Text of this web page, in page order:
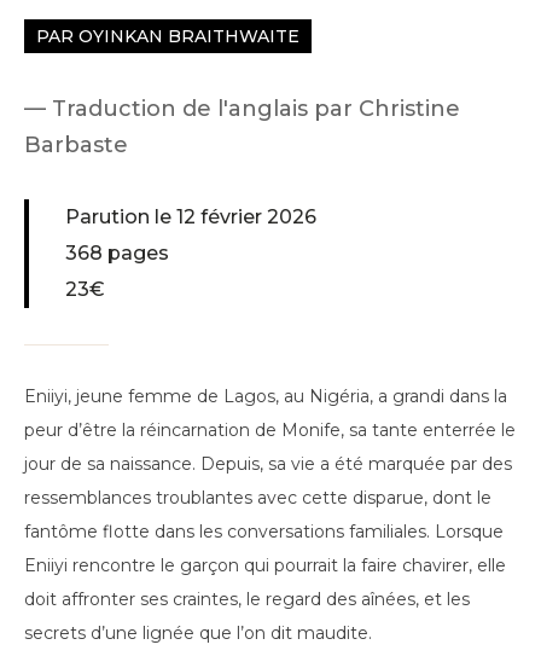
PAR OYINKAN BRAITHWAITE
Traduction de l'anglais par Christine
Barbaste
Parution le 12 février 2026
368 pages
23€
Eniiyi, jeune femme de Lagos, au Nigéria, a grandi dans la
peur d’être la réincarnation de Monife, sa tante enterrée le
jour de sa naissance. Depuis, sa vie a été marquée par des
ressemblances troublantes avec cette disparue, dont le
fantôme flotte dans les conversations familiales. Lorsque
Eniiyi rencontre le garçon qui pourrait la faire chavirer, elle
doit affronter ses craintes, le regard des aînées, et les
secrets d’une lignée que l’on dit maudite.